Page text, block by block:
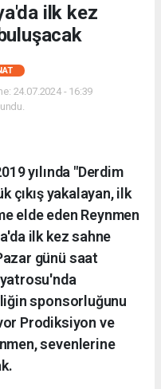
ilk kez
24.07.2024 - 16:39
yılında "Derdim
çıkış yakalayan, ilk
elde eden Reynmen
ilk kez sahne
günü saat
sponsorluğunu
Prodiksiyon ve
sevenlerine